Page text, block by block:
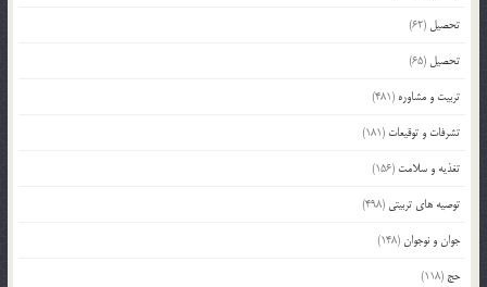
تحصیل (62)
تحصیل (65)
تربیت و مشاوره (481)
تشرفات و توقیعات (181)
تغذیه و سلامت (156)
توصیه های تربیتی (498)
جوان و نوجوان(148)
حج (118)